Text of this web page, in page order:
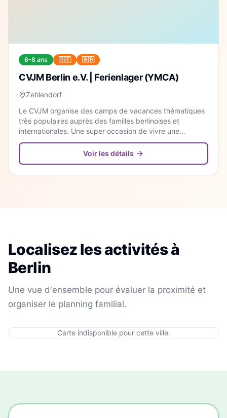
6-8 ans 🇩🇪 🇬🇧
CVJM Berlin e.V. | Ferienlager (YMCA)
Zehlendorf
Le CVJM organise des camps de vacances thématiques
très populaires auprès des familles berlinoises et
internationales. Une super occasion de vivre une
aventure en groupe et de pratiquer l'allemand ou
Voir les détails
Localisez les activités à
Berlin
Une vue d'ensemble pour évaluer la proximité et
organiser le planning familial.
Carte indisponible pour cette ville.